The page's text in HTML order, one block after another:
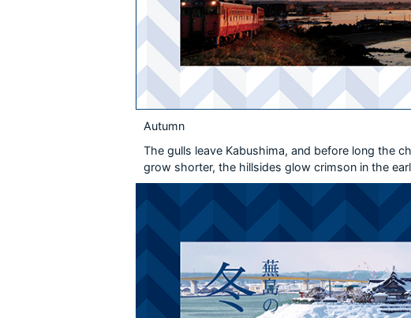
Autumn
The gulls leave Kabushima, and before long the
grow shorter, the hillsides glow crimson in the